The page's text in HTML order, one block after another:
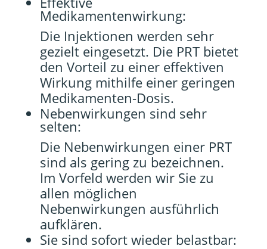
Medikamentenwirkung:
Die Injektionen werden sehr
gezielt eingesetzt. Die PRT bietet
den Vorteil zu einer effektiven
Wirkung mithilfe einer geringen
Medikamenten-Dosis.
Nebenwirkungen sind sehr
selten:
Die Nebenwirkungen einer PRT
sind als gering zu bezeichnen.
Im Vorfeld werden wir Sie zu
allen möglichen
Nebenwirkungen ausführlich
aufklären.
Sie sind sofort wieder belastbar: